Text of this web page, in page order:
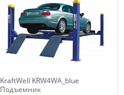
KraftWell KRW4WA_blue
Подъемник